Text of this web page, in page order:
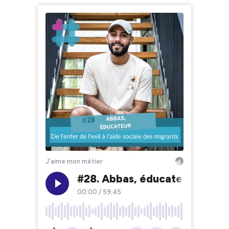
J'aime mon métier
#28. Abbas, éducateur : de
00:00 / 59:45